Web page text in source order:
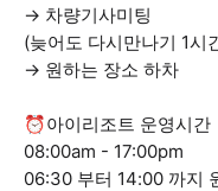
→ 차량기사미팅
(늦어도 다시만나기 1시
→ 원하는 장소 하차
⏰아이리조트 운영시간
08:00am - 17:00pm
06:30 부터 14:00 까지